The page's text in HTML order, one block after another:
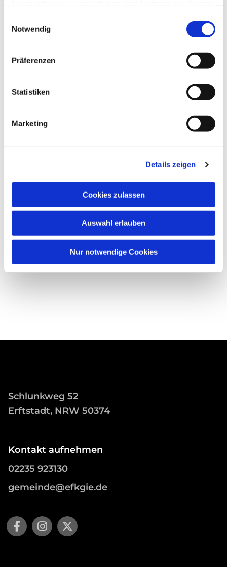
Notwendig
Präferenzen
Statistiken
Marketing
Details zeigen
Cookies zulassen
Auswahl erlauben
Nur notwendige Cookies
Schlunkweg 52
Erftstadt, NRW 50374
Kontakt aufnehmen
02235 923130
gemeinde@efkgie.de